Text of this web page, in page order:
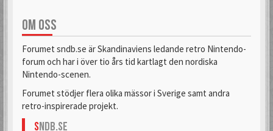
OM OSS
Forumet sndb.se är Skandinaviens ledande retro Nintendo-
forum och har i över tio års tid kartlagt den nordiska
Nintendo-scenen.
Forumet stödjer flera olika mässor i Sverige samt andra
retro-inspirerade projekt.
SNDB.se